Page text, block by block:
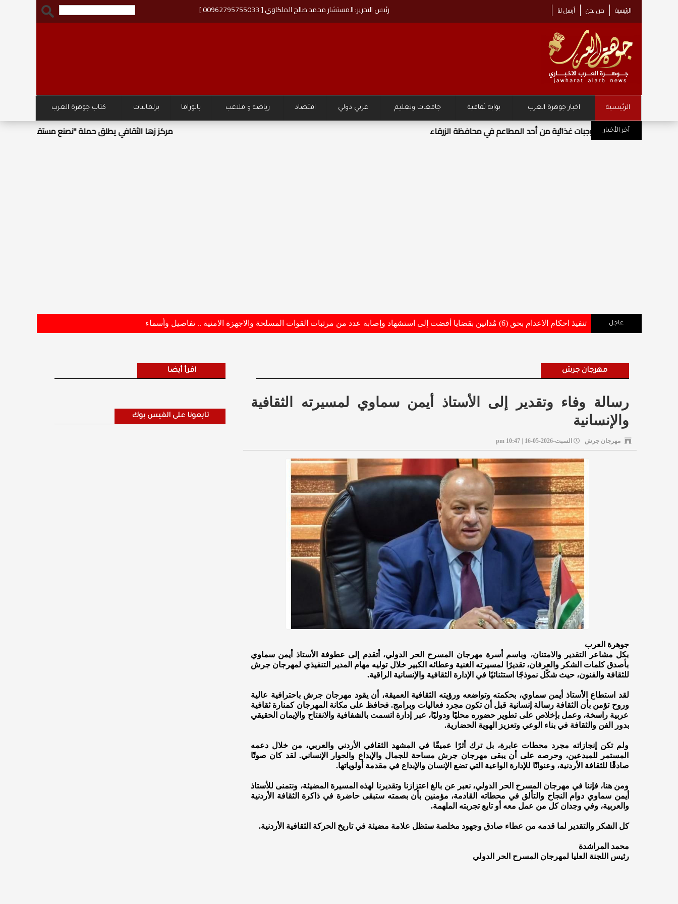
الرئيسية من نحن أرسل لنا رئيس التحرير: المستشار محمد صالح الملكاوي [ 00962795755033 ]
الرئيسية اخبار جوهرة العرب بوابة ثقافية جامعات وتعليم عربي دولي اقتصاد رياضة و ملاعب بانوراما برلمانيات كتاب جوهرة العرب
آخر الأخبار مركز زها الثقافي يطلق حملة "نصنع مستقبل اليافعين والشباب"
عاجل تنفيذ احكام الاعدام بحق (6) مُدانين بقضايا أفضت إلى استشهاد وإصابة عدد من مرتبات القوات المسلحة والاجهزة الامنية .. تفاصيل وأسماء
مهرجان جرش
رسالة وفاء وتقدير إلى الأستاذ أيمن سماوي لمسيرته الثقافية
والإنسانية
مهرجان جرش السبت-2026-05-16 | 10:47 pm
جوهرة العرب
بكل مشاعر التقدير والامتنان، وباسم أسرة مهرجان المسرح الحر الدولي، أتقدم إلى عطوفة الأستاذ أيمن سماوي
بأصدق كلمات الشكر والعرفان، تقديرًا لمسيرته الغنية وعطائه الكبير خلال توليه مهام المدير التنفيذي لمهرجان جرش
للثقافة والفنون، حيث شكّل نموذجًا استثنائيًا في الإدارة الثقافية والإنسانية الراقية.
لقد استطاع الأستاذ أيمن سماوي، بحكمته وتواضعه ورؤيته الثقافية العميقة، أن يقود مهرجان جرش باحترافية عالية
وروح تؤمن بأن الثقافة رسالة إنسانية قبل أن تكون مجرد فعاليات وبرامج. فحافظ على مكانة المهرجان كمنارة ثقافية
عربية راسخة، وعمل بإخلاص على تطوير حضوره محليًا ودوليًا، عبر إدارة اتسمت بالشفافية والانفتاح والإيمان الحقيقي
بدور الفن والثقافة في بناء الوعي وتعزيز الهوية الحضارية.
ولم تكن إنجازاته مجرد محطات عابرة، بل ترك أثرًا عميقًا في المشهد الثقافي الأردني والعربي، من خلال دعمه
المستمر للمبدعين، وحرصه على أن يبقى مهرجان جرش مساحة للجمال والإبداع والحوار الإنساني. لقد كان صوتًا
صادقًا للثقافة الأردنية، وعنوانًا للإدارة الواعية التي تضع الإنسان والإبداع في مقدمة أولوياتها.
ومن هنا، فإننا في مهرجان المسرح الحر الدولي، نعبر عن بالغ اعتزازنا وتقديرنا لهذه المسيرة المضيئة، ونتمنى للأستاذ
أيمن سماوي دوام النجاح والتألق في محطاته القادمة، مؤمنين بأن بصمته ستبقى حاضرة في ذاكرة الثقافة الأردنية
والعربية، وفي وجدان كل من عمل معه أو تابع تجربته الملهمة.
كل الشكر والتقدير لما قدمه من عطاء صادق وجهود مخلصة ستظل علامة مضيئة في تاريخ الحركة الثقافية الأردنية.
محمد المراشدة
رئيس اللجنة العليا لمهرجان المسرح الحر الدولي
اقرأ أيضا
تابعونا على الفيس بوك